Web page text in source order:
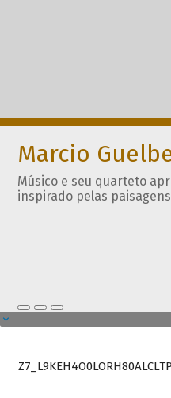
Marcio
Músico e seu quarteto
inspirado pelas